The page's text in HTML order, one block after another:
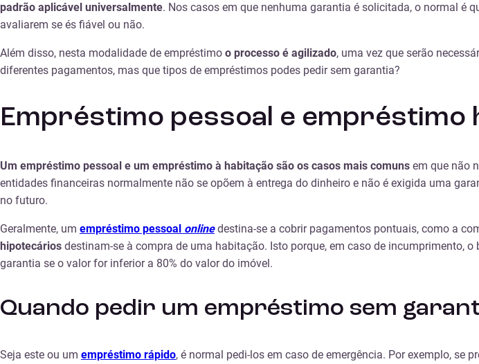
padrão aplicável universalmente. Nos casos em que nenhuma garantia é solicitada, o normal é
avaliarem se és fiável ou não.
Além disso, nesta modalidade de empréstimo o processo é agilizado, uma vez que serão
diferentes pagamentos, mas que tipos de empréstimos podes pedir sem garantia?
Empréstimo pessoal e empréstimo
Um empréstimo pessoal e um empréstimo à habitação são os casos mais comuns em que não
entidades financeiras normalmente não se opõem à entrega do dinheiro e não é exigida uma
no futuro.
Geralmente, um empréstimo pessoal onlinedestina-se a cobrir pagamentos pontuais, como a
hipotecários destinam-se à compra de uma habitação. Isto porque, em caso de incumprimento,
garantia se o valor for inferior a 80% do valor do imóvel.
Quando pedir um empréstimo sem
Seja este ou um empréstimo rápido, é normal pedi-los em caso de emergência. Por exemplo, se